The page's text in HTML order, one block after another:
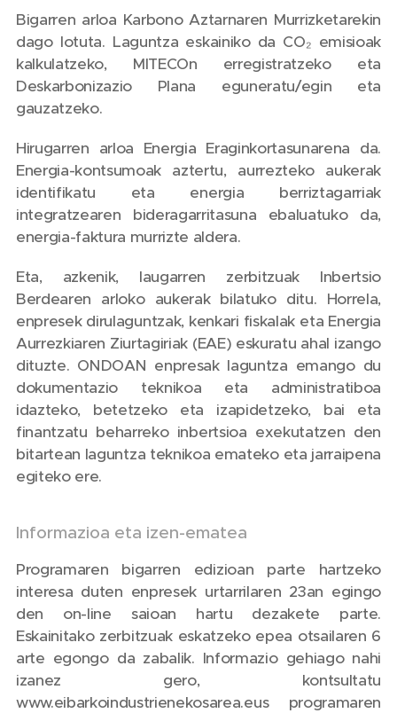
Bigarren arloa Karbono Aztarnaren Murrizketarekin
dago lotuta. Laguntza eskainiko da CO₂ emisioak
kalkulatzeko, MITECOn erregistratzeko eta
Deskarbonizazio Plana eguneratu/egin eta
gauzatzeko.
Hirugarren arloa Energia Eraginkortasunarena da.
Energia-kontsumoak aztertu, aurrezteko aukerak
identifikatu eta energia berriztagarriak
integratzearen bideragarritasuna ebaluatuko da,
energia-faktura murrizte aldera.
Eta, azkenik, laugarren zerbitzuak Inbertsio
Berdearen arloko aukerak bilatuko ditu. Horrela,
enpresek dirulaguntzak, kenkari fiskalak eta Energia
Aurrezkiaren Ziurtagiriak (EAE) eskuratu ahal izango
dituzte. ONDOAN enpresak laguntza emango du
dokumentazio teknikoa eta administratiboa
idazteko, betetzeko eta izapidetzeko, bai eta
finantzatu beharreko inbertsioa exekutatzen den
bitartean laguntza teknikoa emateko eta jarraipena
egiteko ere.
Informazioa eta izen-ematea
Programaren bigarren edizioan parte hartzeko
interesa duten enpresek urtarrilaren 23an egingo
den on-line saioan hartu dezakete parte.
Eskainitako zerbitzuak eskatzeko epea otsailaren 6
arte egongo da zabalik. Informazio gehiago nahi
izanez gero, kontsultatu
www.eibarkoindustrienekosarea.eus programaren